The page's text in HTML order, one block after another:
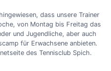
dass unsere Trainer
von Montag bis Freitag das
und Jugendliche, aber auch
für Erwachsene anbieten.
des Tennisclub Spich.